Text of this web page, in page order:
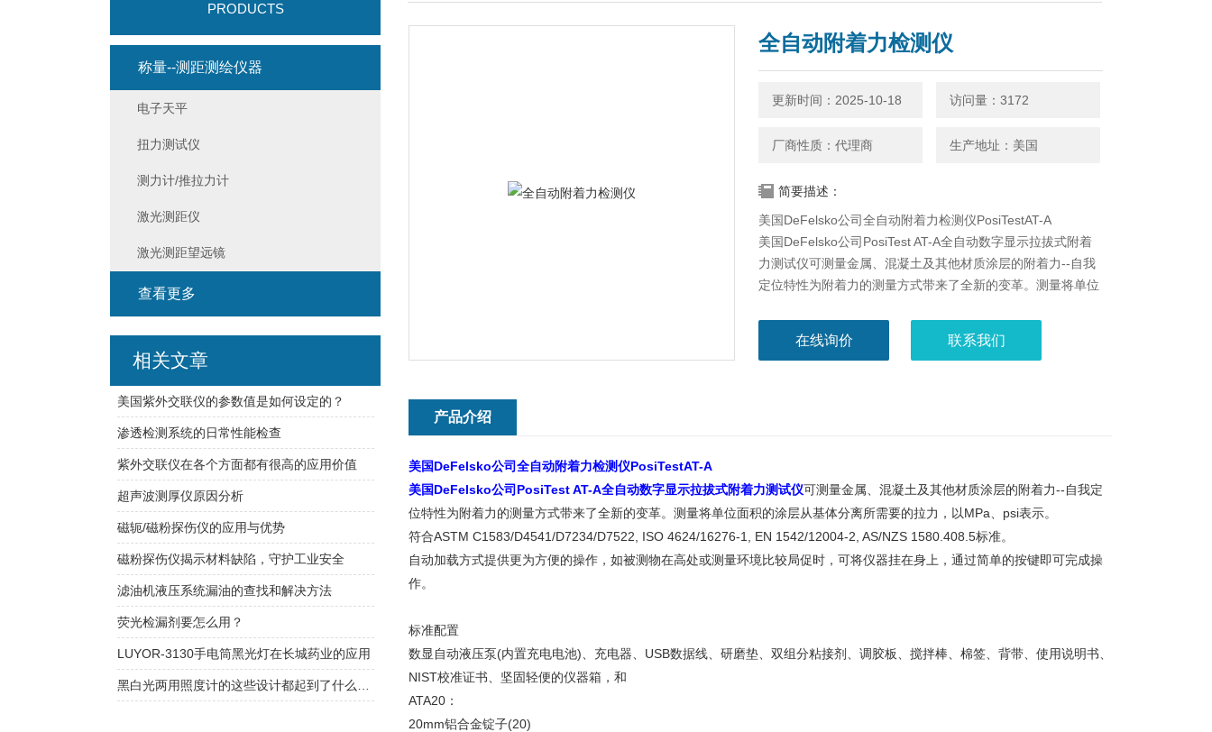
全自动附着力检测仪
更新时间：2025-10-18 访问量：3172
厂商性质：代理商 生产地址：美国
简要描述：
美国DeFelsko公司全自动附着力检测仪PosiTestAT-A
美国DeFelsko公司PosiTest AT-A全自动数字显示拉拔式附着
力测试仪可测量金属、混凝土及其他材质涂层的附着力--自我
定位特性为附着力的测量方式带来了全新的变革。测量将单位
在线询价 联系我们
产品介绍
美国DeFelsko公司全自动附着力检测仪PosiTestAT-A
美国DeFelsko公司PosiTest AT-A全自动数字显示拉拔式附着力测试仪可测量金属、混凝土及其他材质涂层的附着力--自我定
位特性为附着力的测量方式带来了全新的变革。测量将单位面积的涂层从基体分离所需要的拉力，以MPa、psi表示。
符合ASTM C1583/D4541/D7234/D7522, ISO 4624/16276-1, EN 1542/12004-2, AS/NZS 1580.408.5标准。
自动加载方式提供更为方便的操作，如被测物在高处或测量环境比较局促时，可将仪器挂在身上，通过简单的按键即可完成操
作。
标准配置
数显自动液压泵(内置充电电池)、充电器、USB数据线、研磨垫、双组分粘接剂、调胶板、搅拌棒、棉签、背带、使用说明书、
NIST校准证书、坚固轻便的仪器箱，和
ATA20：
20mm铝合金锭子(20)
PRODUCTS
称量--测距测绘仪器
电子天平
扭力测试仪
测力计/推拉力计
激光测距仪
激光测距望远镜
查看更多
相关文章
美国紫外交联仪的参数值是如何设定的？
渗透检测系统的日常性能检查
紫外交联仪在各个方面都有很高的应用价值
超声波测厚仪原因分析
磁轭/磁粉探伤仪的应用与优势
磁粉探伤仪揭示材料缺陷，守护工业安全
滤油机液压系统漏油的查找和解决方法
荧光检漏剂要怎么用？
LUYOR-3130手电筒黑光灯在长城药业的应用